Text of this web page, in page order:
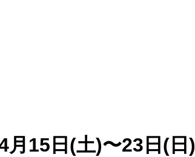
月15日(土)〜23日(日)